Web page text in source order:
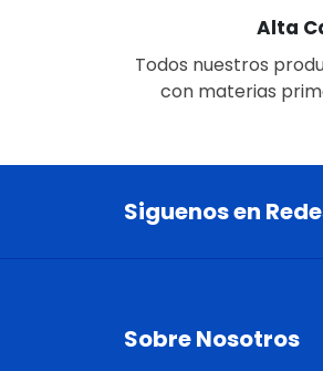
Alta
Todos nuestros
con materias
Siguenos en
Sobre Nosotros